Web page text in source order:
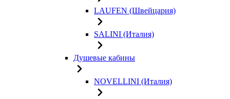
LAUFEN (Швейцария)
SALINI (Италия)
Душевые кабины
NOVELLINI (Италия)